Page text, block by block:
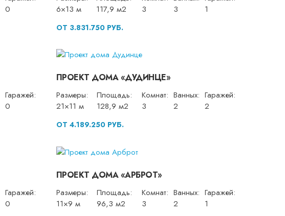
0
6×13 м
117,9 м2
3
3
1
ОТ 3.831.750 РУБ.
Гаражей:
0
ПРОЕКТ ДОМА «ДУДИНЦЕ»
Размеры:
21×11 м
Площадь:
128,9 м2
Комнат:
3
Ванных:
2
Гаражей:
2
ОТ 4.189.250 РУБ.
Гаражей:
0
ПРОЕКТ ДОМА «АРБРОТ»
Размеры:
11×9 м
Площадь:
96,3 м2
Комнат:
3
Ванных:
2
Гаражей:
1